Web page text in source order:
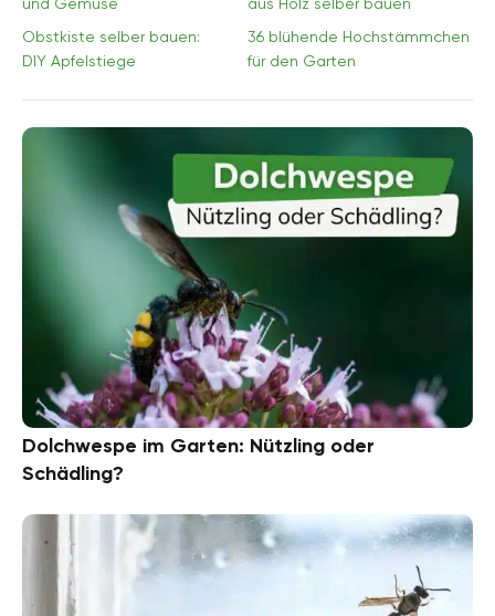
Obstkiste selber bauen:
DIY Apfelstiege
36 blühende Hochstämmchen
für den Garten
Dolchwespe im Garten: Nützling oder
Schädling?